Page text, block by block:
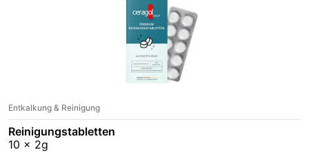
Entkalkung & Reinigung
Reinigungstabletten
10 x 2g